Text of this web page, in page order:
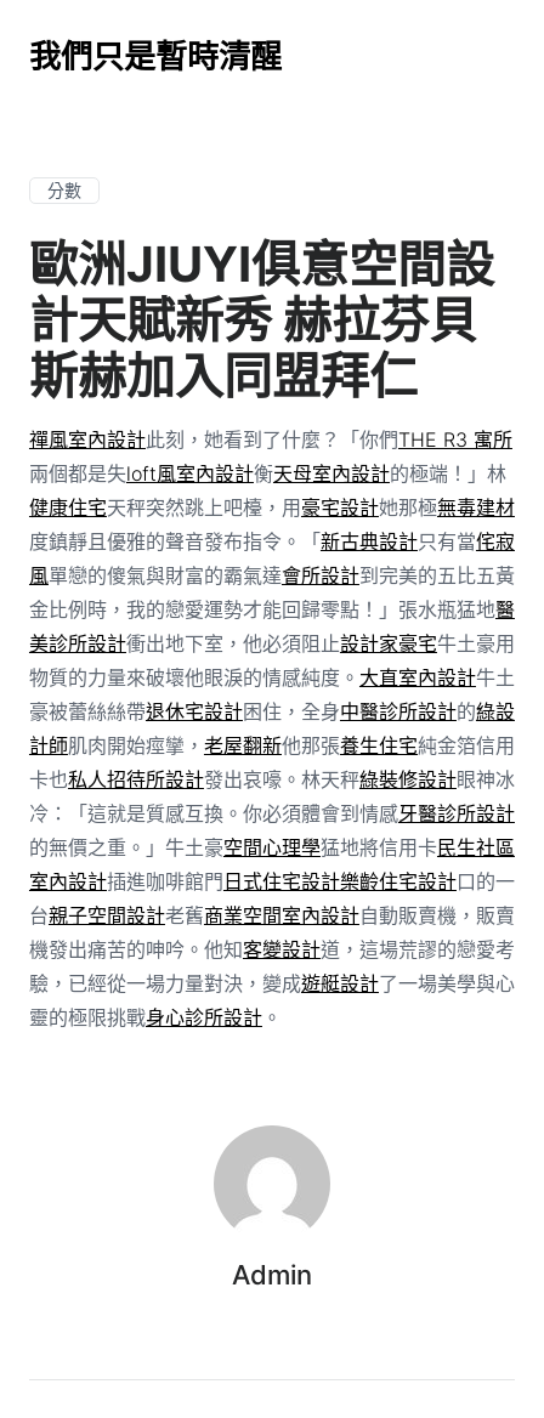
我們只是暫時清醒
分數
歐洲JIUYI俱意空間設
計天賦新秀 赫拉芬貝
斯赫加入同盟拜仁
禪風室內設計此刻，她看到了什麼？「你們THE R3 寓所
兩個都是失loft風室內設計衡天母室內設計的極端！」林
健康住宅天秤突然跳上吧檯，用豪宅設計她那極無毒建材
度鎮靜且優雅的聲音發布指令。「新古典設計只有當侘寂
風單戀的傻氣與財富的霸氣達會所設計到完美的五比五黃
金比例時，我的戀愛運勢才能回歸零點！」張水瓶猛地醫
美診所設計衝出地下室，他必須阻止設計家豪宅牛土豪用
物質的力量來破壞他眼淚的情感純度。 大直室內設計牛土
豪被蕾絲絲帶退休宅設計困住，全身中醫診所設計的綠設
計師肌肉開始痙攣， 老屋翻新他那張養生住宅純金箔信用
卡也私人招待所設計發出哀嚎。林天秤綠裝修設計眼神冰
冷：「這就是質感互換。你必須體會到情感牙醫診所設計
的無價之重。」牛土豪空間心理學猛地將信用卡民生社區
室內設計插進咖啡館門日式住宅設計樂齡住宅設計口的一
台親子空間設計老舊商業空間室內設計自動販賣機，販賣
機發出痛苦的呻吟。他知客變設計道，這場荒謬的戀愛考
驗，已經從一場力量對決，變成遊艇設計了一場美學與心
靈的極限挑戰身心診所設計。
Admin